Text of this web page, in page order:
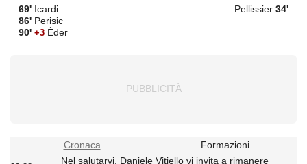
69' Icardi
86' Perisic
90' +3 Éder
Pellissier 34'
Cronaca Formazioni
Nel salutarvi, Daniele Vitiello vi invita a rimanere